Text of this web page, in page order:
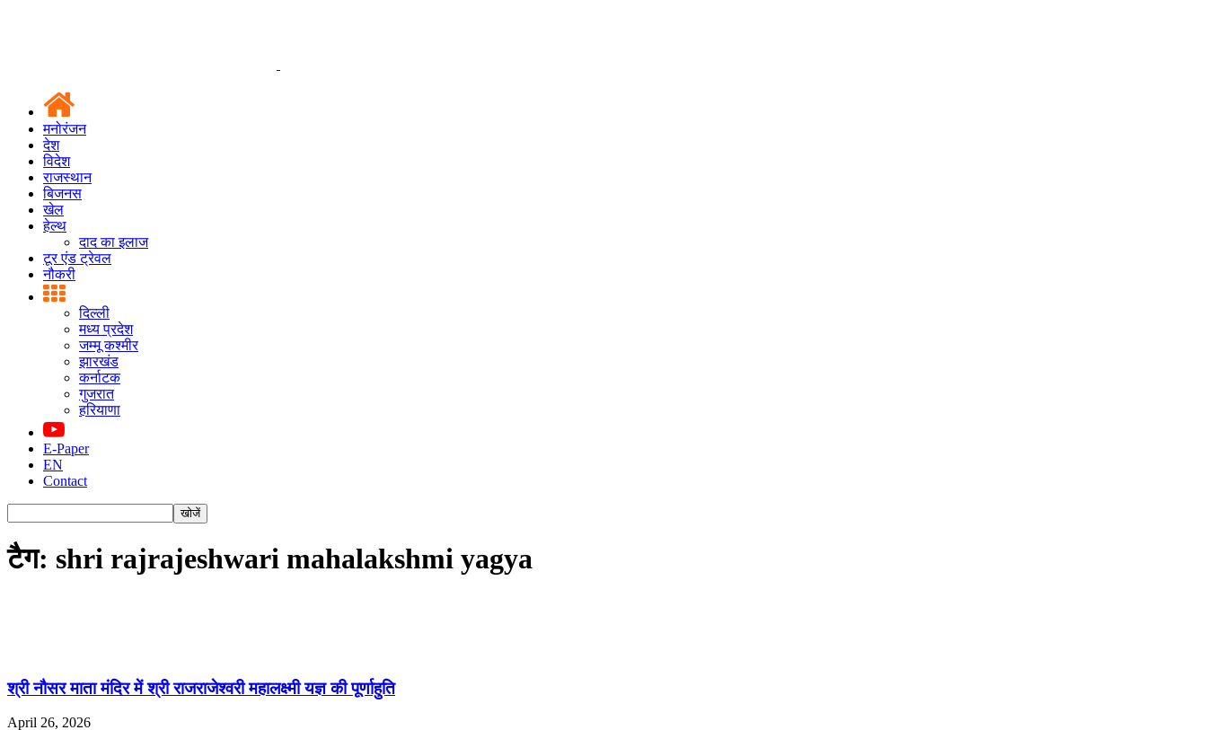
मनोरंजन
देश
विदेश
राजस्थान
बिजनस
खेल
हेल्थ
दाद का इलाज
टूर एंड ट्रेवल
नौकरी
दिल्ली
मध्य प्रदेश
जम्मू कश्मीर
झारखंड
कर्नाटक
गुजरात
हरियाणा
E-Paper
EN
Contact
टैग: shri rajrajeshwari mahalakshmi yagya
श्री नौसर माता मंदिर में श्री राजराजेश्वरी महालक्ष्मी यज्ञ की पूर्णाहुति
April 26, 2026